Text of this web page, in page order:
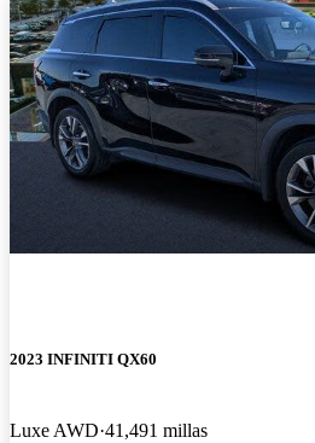
2023 INFINITI QX60
Luxe AWD 41,491 millas